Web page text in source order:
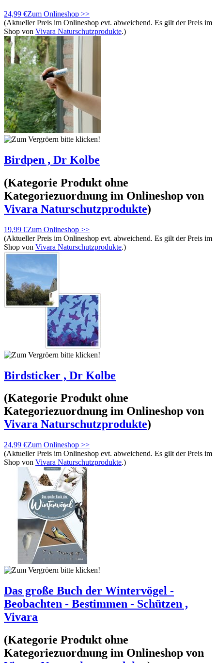
24,99 €Zum Onlineshop >>
(Aktueller Preis im Onlineshop evt. abweichend. Es gilt der Preis im
Shop von Vivara Naturschutzprodukte.)
Birdpen , Dr Kolbe
(Kategorie Produkt ohne
Kategoriezuordnung im Onlineshop von
Vivara Naturschutzprodukte)
19,99 €Zum Onlineshop >>
(Aktueller Preis im Onlineshop evt. abweichend. Es gilt der Preis im
Shop von Vivara Naturschutzprodukte.)
Birdsticker , Dr Kolbe
(Kategorie Produkt ohne
Kategoriezuordnung im Onlineshop von
Vivara Naturschutzprodukte)
24,99 €Zum Onlineshop >>
(Aktueller Preis im Onlineshop evt. abweichend. Es gilt der Preis im
Shop von Vivara Naturschutzprodukte.)
Das große Buch der Wintervögel -
Beobachten - Bestimmen - Schützen ,
Vivara
(Kategorie Produkt ohne
Kategoriezuordnung im Onlineshop von